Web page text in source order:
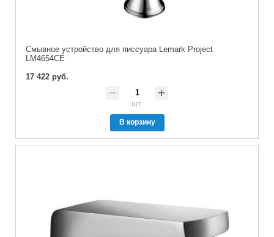
Смывное устройство для писсуара Lemark Project
LM4654CE
17 422 руб.
шт.
В корзину